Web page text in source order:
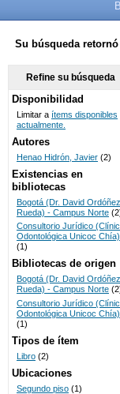
SISTEMAS
DE
BIBLIOTECAS
UNICOC
Su búsqueda
Refine su búsqueda
Disponibilidad
Limitar a ítems disponibles
actualmente.
Autores
Henao Hidrón, Javier (2)
Existencias en
bibliotecas
Bogotá (Dr. David Ordóñez
Rueda) - Campus Norte
Consultorio Jurídico
Odontológica Unicoc Chía)
(1)
Bibliotecas de origen
Bogotá (Dr. David Ordóñez
Rueda) - Campus Norte
Consultorio Jurídico
Odontológica Unicoc Chía)
(1)
Tipos de ítem
Libro (2)
Ubicaciones
Segundo piso (1)